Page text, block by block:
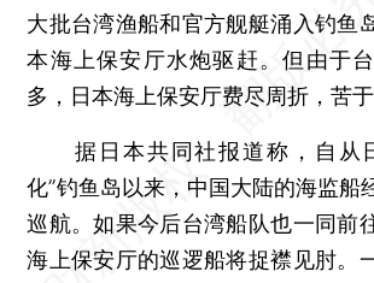
大批台湾渔船和官方舰艇涌入钓鱼
本海上保安厅水炮驱赶。但由于
多，日本海上保安厅费尽周折，苦于
据日本共同社报道称，自从
化”钓鱼岛以来，中国大陆的海监船
巡航。如果今后台湾船队也一同前
海上保安厅的巡逻船将捉襟见肘。